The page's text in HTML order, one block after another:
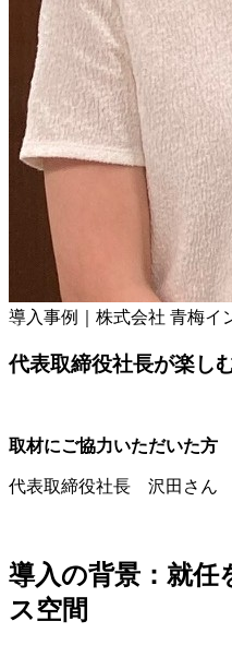
導入事例｜株式会社 青梅イ
代表取締役社長が楽し
取材にご協力いただいた方
代表取締役社長 沢田さん
導入の背景：就任
ス空間